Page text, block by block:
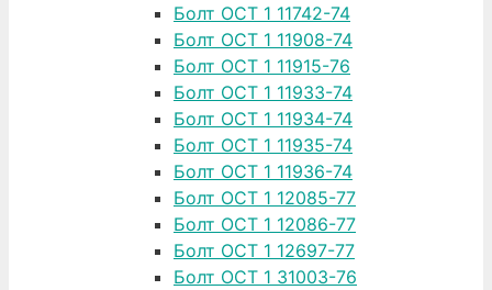
Болт ОСТ 1 11742-74
Болт ОСТ 1 11908-74
Болт ОСТ 1 11915-76
Болт ОСТ 1 11933-74
Болт ОСТ 1 11934-74
Болт ОСТ 1 11935-74
Болт ОСТ 1 11936-74
Болт ОСТ 1 12085-77
Болт ОСТ 1 12086-77
Болт ОСТ 1 12697-77
Болт ОСТ 1 31003-76